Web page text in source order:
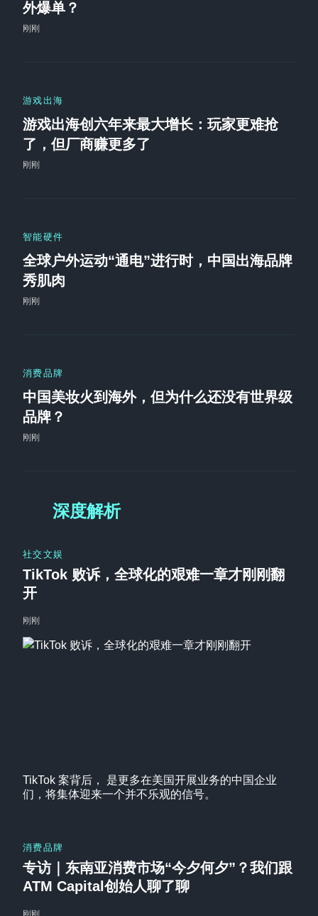
外爆单？
刚刚
游戏出海
游戏出海创六年来最大增长：玩家更难抢
了，但厂商赚更多了
刚刚
智能硬件
全球户外运动“通电”进行时，中国出海品牌
秀肌肉
刚刚
消费品牌
中国美妆火到海外，但为什么还没有世界级
品牌？
刚刚
深度解析
TikTok 案背后， 是更多在美国开展业务的中国企业
们，将集体迎来一个并不乐观的信号。
社交文娱
TikTok 败诉，全球化的艰难一章才刚刚翻
开
刚刚
消费品牌
专访｜东南亚消费市场“今夕何夕”？我们跟
ATM Capital创始人聊了聊
刚刚